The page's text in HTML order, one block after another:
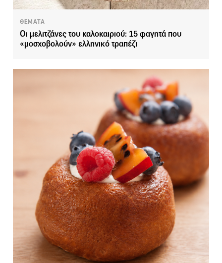
ΘΕΜΑΤΑ
Οι μελιτζάνες του καλοκαιριού: 15 φαγητά που
«μοσχοβολούν» ελληνικό τραπέζι